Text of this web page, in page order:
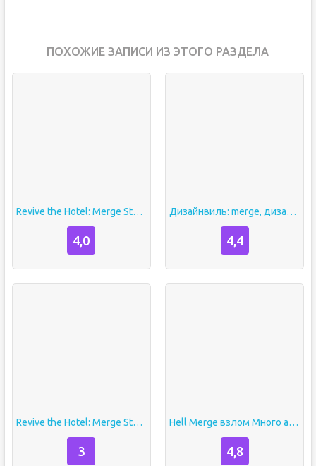
ПОХОЖИЕ ЗАПИСИ ИЗ ЭТОГО РАЗДЕЛА
Revive the Hotel: Merge Story взлом много денег
4,0
Дизайнвиль: merge, дизайн домов, садов и интерьера взлом Много денег
4,4
Revive the Hotel: Merge Story [Много денег]
3
Hell Merge взлом Много алмазов
4,8